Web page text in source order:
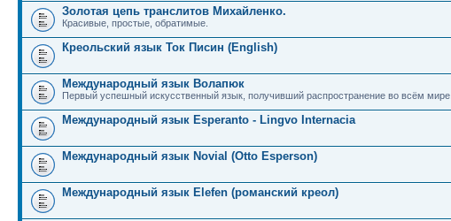
Золотая цепь транслитов Михайленко.
Красивые, простые, обратимые.
Креольский язык Ток Писин (English)
Международный язык Волапюк
Первый успешный искусственный язык, получивший распространение во всём мире.
Международный язык Esperanto - Lingvo Internacia
Международный язык Novial (Otto Esperson)
Международный язык Elefen (романский креол)